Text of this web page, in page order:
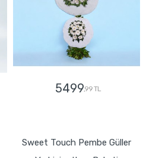
5499,99 TL
Sweet Touch Pembe Güller